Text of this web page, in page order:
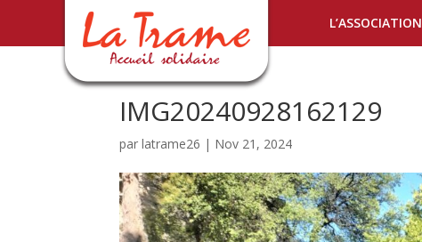
L’ASSOCIATION
IMG20240928162129
parlatrame26 | Nov 21, 2024